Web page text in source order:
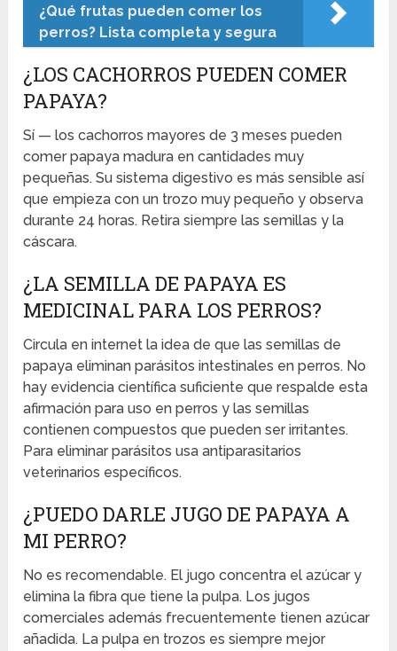
¿Qué frutas pueden comer los
perros? Lista completa y segura
¿LOS CACHORROS PUEDEN COMER
PAPAYA?
Sí — los cachorros mayores de 3 meses pueden
comer papaya madura en cantidades muy
pequeñas. Su sistema digestivo es más sensible así
que empieza con un trozo muy pequeño y observa
durante 24 horas. Retira siempre las semillas y la
cáscara.
¿LA SEMILLA DE PAPAYA ES
MEDICINAL PARA LOS PERROS?
Circula en internet la idea de que las semillas de
papaya eliminan parásitos intestinales en perros. No
hay evidencia científica suficiente que respalde esta
afirmación para uso en perros y las semillas
contienen compuestos que pueden ser irritantes.
Para eliminar parásitos usa antiparasitarios
veterinarios específicos.
¿PUEDO DARLE JUGO DE PAPAYA A
MI PERRO?
No es recomendable. El jugo concentra el azúcar y
elimina la fibra que tiene la pulpa. Los jugos
comerciales además frecuentemente tienen azúcar
añadida. La pulpa en trozos es siempre mejor